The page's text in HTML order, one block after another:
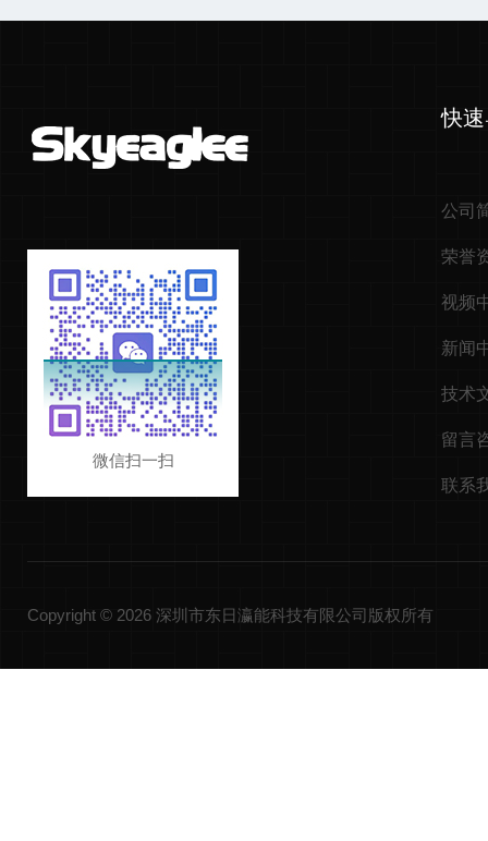
微信扫一扫
快
公司
荣誉
视频
新闻
技术
留言
联系
Copyright © 2026 深圳市东日瀛能科技有限公司版权所有